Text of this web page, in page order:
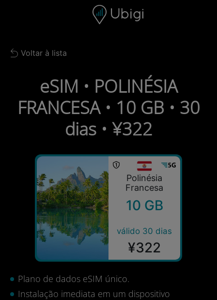
Barra de navegação
Back to list
Voltar à lista
eSIM • POLINÉSIA
FRANCESA • 10 GB • 30
dias • ¥322
Polinésia
Francesa
10 GB
válido 30 dias
¥322
Plano de dados eSIM único.
Instalação imediata em um dispositivo